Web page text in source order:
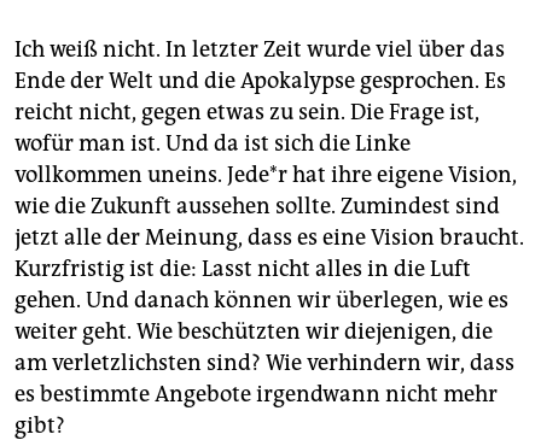
Ich weiß nicht. In letzter Zeit wurde viel über das
Ende der Welt und die Apokalypse gesprochen. Es
reicht nicht, gegen etwas zu sein. Die Frage ist,
wofür man ist. Und da ist sich die Linke
vollkommen uneins. Jede*r hat ihre eigene Vision,
wie die Zukunft aussehen sollte. Zumindest sind
jetzt alle der Meinung, dass es eine Vision braucht.
Kurzfristig ist die: Lasst nicht alles in die Luft
gehen. Und danach können wir überlegen, wie es
weiter geht. Wie beschützten wir diejenigen, die
am verletzlichsten sind? Wie verhindern wir, dass
es bestimmte Angebote irgendwann nicht mehr
gibt?